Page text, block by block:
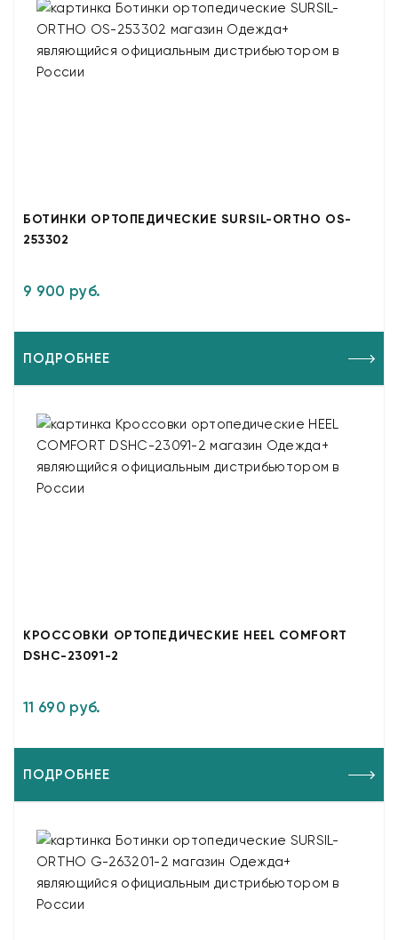
БОТИНКИ ОРТОПЕДИЧЕСКИЕ SURSIL-ORTHO OS-
253302
9 900 руб.
ПОДРОБНЕЕ
КРОССОВКИ ОРТОПЕДИЧЕСКИЕ HEEL COMFORT
DSHC-23091-2
11 690 руб.
ПОДРОБНЕЕ